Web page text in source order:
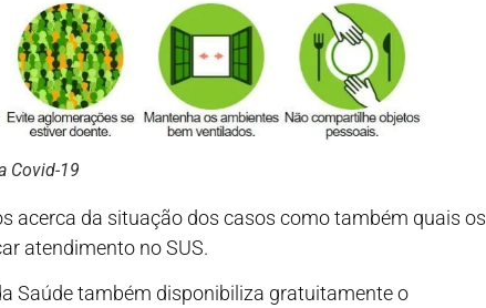
Covid-19
acerca da situação dos casos como também quais os
atendimento no SUS.
Saúde também disponibiliza gratuitamente o